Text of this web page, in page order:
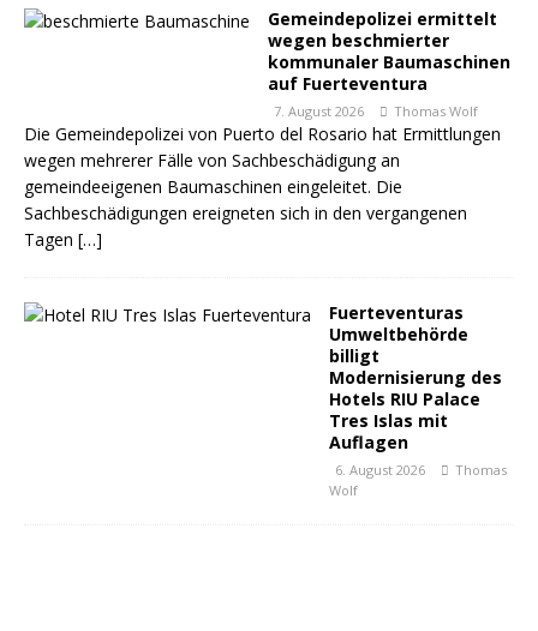
Gemeindepolizei ermittelt
wegen beschmierter
kommunaler Baumaschinen
auf Fuerteventura
7. August 2026 Thomas Wolf
Die Gemeindepolizei von Puerto del Rosario hat Ermittlungen
wegen mehrerer Fälle von Sachbeschädigung an
gemeindeeigenen Baumaschinen eingeleitet. Die
Sachbeschädigungen ereigneten sich in den vergangenen
Tagen […]
Fuerteventuras
Umweltbehörde
billigt
Modernisierung des
Hotels RIU Palace
Tres Islas mit
Auflagen
6. August 2026
Thomas
Wolf